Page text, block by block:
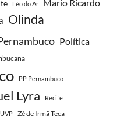
Léo do Ar Mario Ricardo
Olinda
Política
PP Pernambuco
Lyra Recife
UVP Zé de Irmã Teca